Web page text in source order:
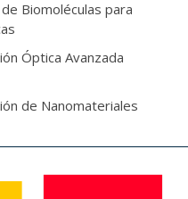
Biomoléculas para
Óptica Avanzada
de Nanomateriales